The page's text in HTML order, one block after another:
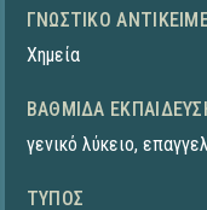
ΓΝΩΣΤΙΚΌ
Χημεία
ΒΑΘΜΊΔΑ
γενικό λύκειο,
ΤΎΠΟΣ